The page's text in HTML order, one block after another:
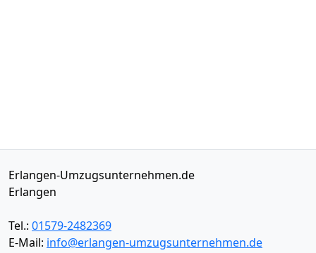
Erlangen-Umzugsunternehmen.de
Erlangen
Tel.: 01579-2482369
E-Mail: info@erlangen-umzugsunternehmen.de